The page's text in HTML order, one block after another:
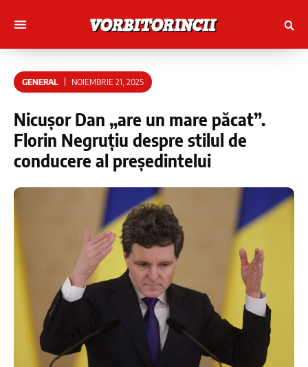
GENERAL NOIEMBRIE 21, 2025
Nicușor Dan „are un mare păcat”.
Florin Negruțiu despre stilul de
conducere al președintelui